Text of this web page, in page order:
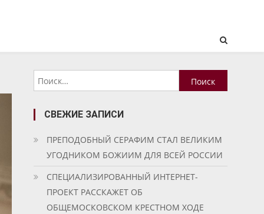
Найти:
СВЕЖИЕ ЗАПИСИ
ПРЕПОДОБНЫЙ СЕРАФИМ СТАЛ ВЕЛИКИМ
УГОДНИКОМ БОЖИИМ ДЛЯ ВСЕЙ РОССИИ
СПЕЦИАЛИЗИРОВАННЫЙ ИНТЕРНЕТ-
ПРОЕКТ РАССКАЖЕТ ОБ
ОБЩЕМОСКОВСКОМ КРЕСТНОМ ХОДЕ